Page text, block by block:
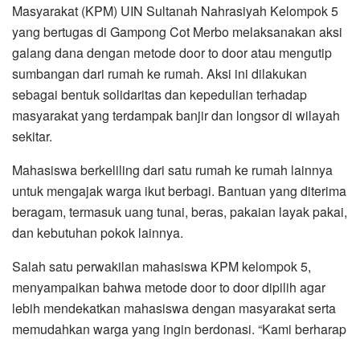
Masyarakat (KPM) UIN Sultanah Nahrasiyah Kelompok 5
yang bertugas di Gampong Cot Merbo melaksanakan aksi
galang dana dengan metode door to door atau mengutip
sumbangan dari rumah ke rumah. Aksi ini dilakukan
sebagai bentuk solidaritas dan kepedulian terhadap
masyarakat yang terdampak banjir dan longsor di wilayah
sekitar.
Mahasiswa berkeliling dari satu rumah ke rumah lainnya
untuk mengajak warga ikut berbagi. Bantuan yang diterima
beragam, termasuk uang tunai, beras, pakaian layak pakai,
dan kebutuhan pokok lainnya.
Salah satu perwakilan mahasiswa KPM kelompok 5,
menyampaikan bahwa metode door to door dipilih agar
lebih mendekatkan mahasiswa dengan masyarakat serta
memudahkan warga yang ingin berdonasi. “Kami berharap